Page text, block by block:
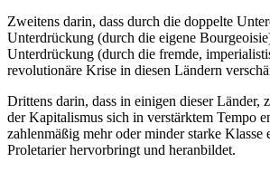
Zweitens darin, dass durch die doppelte
Unterdrückung (durch die eigene
Unterdrückung (durch die fremde,
revolutionäre Krise in diesen Ländern
Drittens darin, dass in einigen dieser Länder,
der Kapitalismus sich in verstärktem Tempo
zahlenmäßig mehr oder minder starke Klasse
Proletarier hervorbringt und heranbildet.